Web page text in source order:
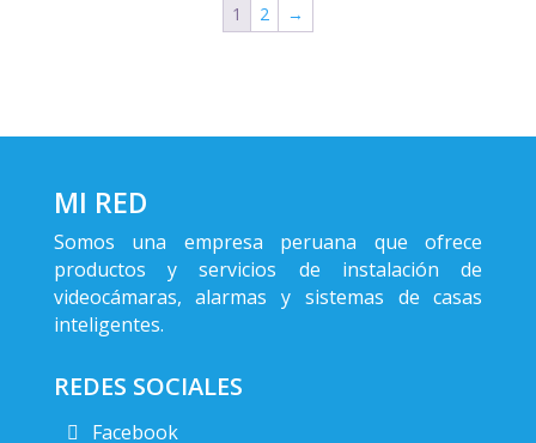
1 2 →
MI RED
Somos una empresa peruana que ofrece
productos y servicios de instalación de
videocámaras, alarmas y sistemas de casas
inteligentes.
REDES SOCIALES
Facebook